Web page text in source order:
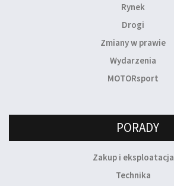
Rynek
Drogi
Zmiany w prawie
Wydarzenia
MOTORsport
PORADY
Zakup i eksploatacja
Technika